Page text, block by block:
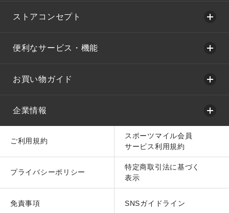
ストアコンセプト
便利なサービス・機能
お買い物ガイド
企業情報
ご利用規約
スポーツマイル会員
サービス利用規約
プライバシーポリシー
特定商取引法に基づく
表示
免責事項 SNSガイドライン